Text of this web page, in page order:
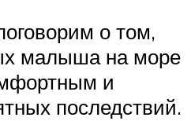
о том,
малыша на море
и
последствий.